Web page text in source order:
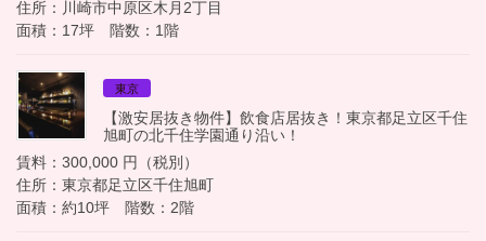
住所：川崎市中原区木月2丁目
面積：17坪 階数：1階
東京
【激安居抜き物件】飲食店居抜き！東京都足立区千住
旭町の北千住学園通り沿い！
賃料：300,000 円（税別）
住所：東京都足立区千住旭町
面積：約10坪 階数：2階